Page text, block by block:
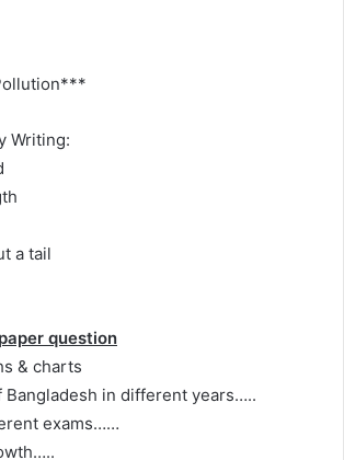
Writing:
a tail
question
& charts
Bangladesh in different years…..
exams……